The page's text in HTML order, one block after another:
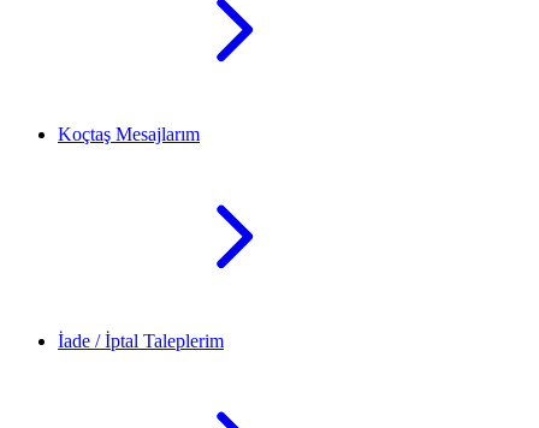
Koçtaş Mesajlarım
İade / İptal Taleplerim